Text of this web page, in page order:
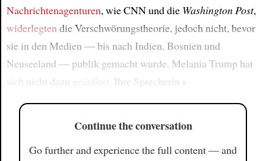
Nachrichtenagenturen, wie CNN und die Washington Post,
widerlegtendie Verschwörungstheorie, jedoch nicht, bevor
sie in den Medien — bis nach Indien, Bosnien und
Neuseeland — publik gemacht wurde. Melania Trump hat
sich nicht dazu geäußert . Ihre Sprecherin s
Continue the conversation
Go further and experience the full content — and